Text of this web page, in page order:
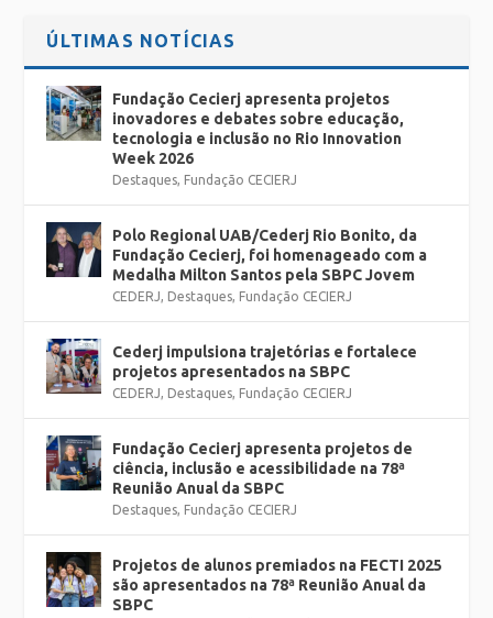
ÚLTIMAS NOTÍCIAS
Fundação Cecierj apresenta projetos
inovadores e debates sobre educação,
tecnologia e inclusão no Rio Innovation
Week 2026
Destaques, Fundação CECIERJ
Polo Regional UAB/Cederj Rio Bonito, da
Fundação Cecierj, foi homenageado com a
Medalha Milton Santos pela SBPC Jovem
CEDERJ, Destaques, Fundação CECIERJ
Cederj impulsiona trajetórias e fortalece
projetos apresentados na SBPC
CEDERJ, Destaques, Fundação CECIERJ
Fundação Cecierj apresenta projetos de
ciência, inclusão e acessibilidade na 78ª
Reunião Anual da SBPC
Destaques, Fundação CECIERJ
Projetos de alunos premiados na FECTI 2025
são apresentados na 78ª Reunião Anual da
SBPC